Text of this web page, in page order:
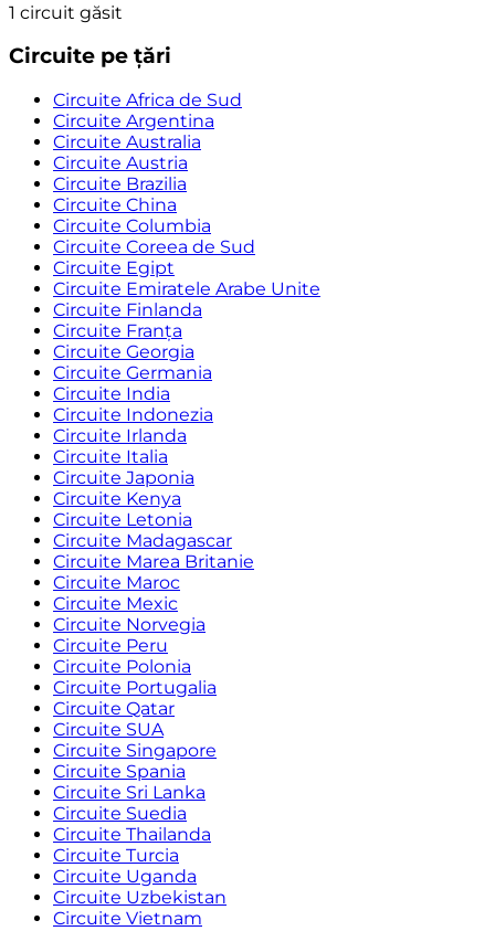
1 circuit găsit
Circuite pe țări
Circuite Africa de Sud
Circuite Argentina
Circuite Australia
Circuite Austria
Circuite Brazilia
Circuite China
Circuite Columbia
Circuite Coreea de Sud
Circuite Egipt
Circuite Emiratele Arabe Unite
Circuite Finlanda
Circuite Franța
Circuite Georgia
Circuite Germania
Circuite India
Circuite Indonezia
Circuite Irlanda
Circuite Italia
Circuite Japonia
Circuite Kenya
Circuite Letonia
Circuite Madagascar
Circuite Marea Britanie
Circuite Maroc
Circuite Mexic
Circuite Norvegia
Circuite Peru
Circuite Polonia
Circuite Portugalia
Circuite Qatar
Circuite SUA
Circuite Singapore
Circuite Spania
Circuite Sri Lanka
Circuite Suedia
Circuite Thailanda
Circuite Turcia
Circuite Uganda
Circuite Uzbekistan
Circuite Vietnam